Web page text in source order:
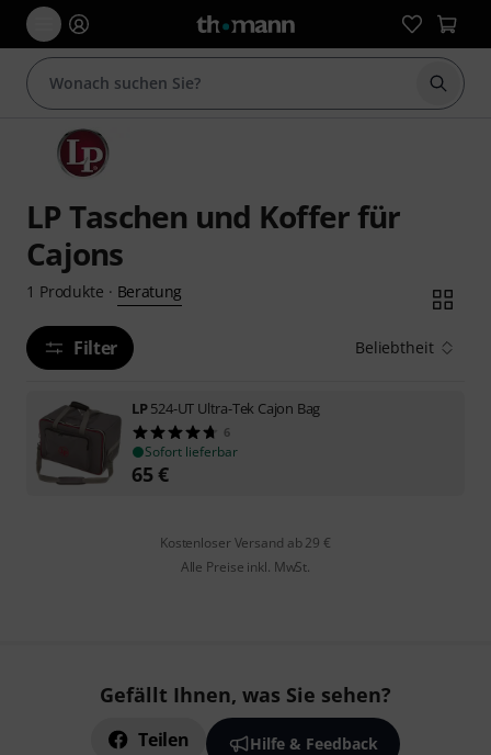
Suche
LP Taschen und Koffer für
Cajons
1 Produkte · Beratung
Filter Beliebtheit
LP524-UT Ultra-Tek Cajon Bag
6
Sofort lieferbar
65€
Kostenloser Versand ab 29 €
Alle Preise inkl. MwSt.
Gefällt Ihnen, was Sie sehen?
Teilen Hilfe & Feedback